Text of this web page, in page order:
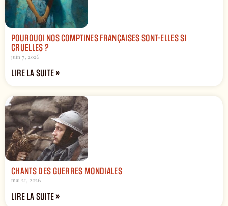
POURQUOI NOS COMPTINES FRANÇAISES SONT-ELLES SI
CRUELLES ?
juin 7, 2026
LIRE LA SUITE »
CHANTS DES GUERRES MONDIALES
mai 21, 2026
LIRE LA SUITE »